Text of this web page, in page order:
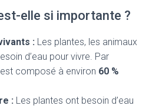
elle si importante ?
: Les plantes, les animaux
d’eau pour vivre. Par
composé à environ 60 %
: Les plantes ont besoin d’eau